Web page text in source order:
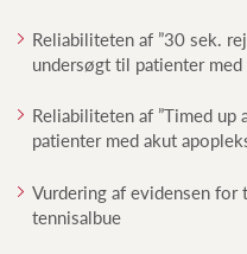
Reliabiliteten af ”30 sek.
undersøgt til patienter
Reliabiliteten af ”Timed
patienter med akut
Vurdering af evidensen
tennisalbue